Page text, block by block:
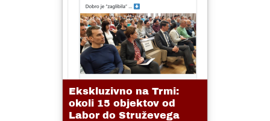
Ekskluzivno na Trmi:
okoli 15 objektov od
Labor do Struževega